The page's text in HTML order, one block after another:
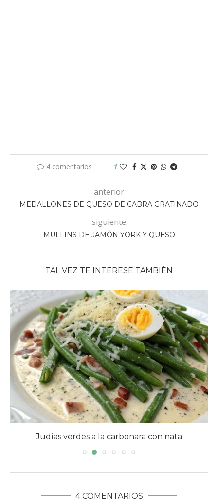
4 comentarios 1
anterior
MEDALLONES DE QUESO DE CABRA GRATINADO
siguiente
MUFFINS DE JAMÓN YORK Y QUESO
TAL VEZ TE INTERESE TAMBIÉN
Judías verdes a la carbonara con nata
4 COMENTARIOS